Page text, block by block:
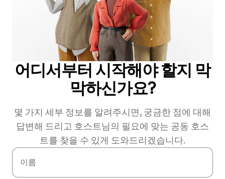
어디서부터 시작해야 할지 막
막하신가요?
몇 가지 세부 정보를 알려주시면, 궁금한 점에 대해
답변해 드리고 호스트님의 필요에 맞는 공동 호스
트를 찾을 수 있게 도와드리겠습니다.
이름